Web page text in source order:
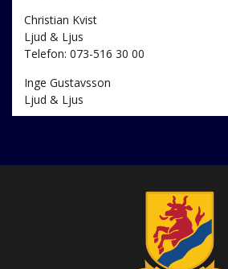
Christian Kvist
Ljud & Ljus
Telefon: 073-516 30 00
Inge Gustavsson
Ljud & Ljus